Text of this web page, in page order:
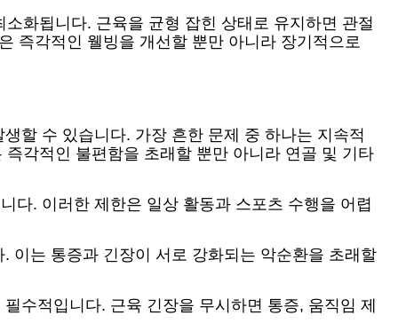
화됩니다. 근육을 균형 잡힌 상태로 유지하면 관절
즉각적인 웰빙을 개선할 뿐만 아니라 장기적으로
할 수 있습니다. 가장 흔한 문제 중 하나는 지속적
각적인 불편함을 초래할 뿐만 아니라 연골 및 기타
다. 이러한 제한은 일상 활동과 스포츠 수행을 어렵
이는 통증과 긴장이 서로 강화되는 악순환을 초래할
수적입니다. 근육 긴장을 무시하면 통증, 움직임 제